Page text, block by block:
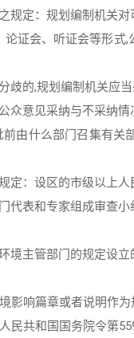
规定：规划编制机关
证会、听证会等形
的,规划编制机关应
意见采纳与不采纳情
由什么部门召集有
定：设区的市级以上
代表和专家组成审查
境主管部门的规定设
影响篇章或者说明作
民共和国国务院令第